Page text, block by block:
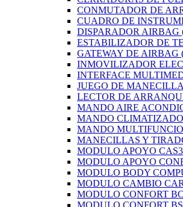
CONMUTADOR DE
CUADRO DE
DISPARADOR AIRBAG
ESTABILIZADOR DE
GATEWAY DE AIRBAG
INMOVILIZADOR
INTERFACE
JUEGO DE
LECTOR DE
MANDO AIRE
MANDO
MANDO
MANECILLAS Y
MODULO APOYO CAS3
MODULO APOYO
MODULO BODY
MODULO CAMBIO
MODULO CONFORT
MODULO CONFORT